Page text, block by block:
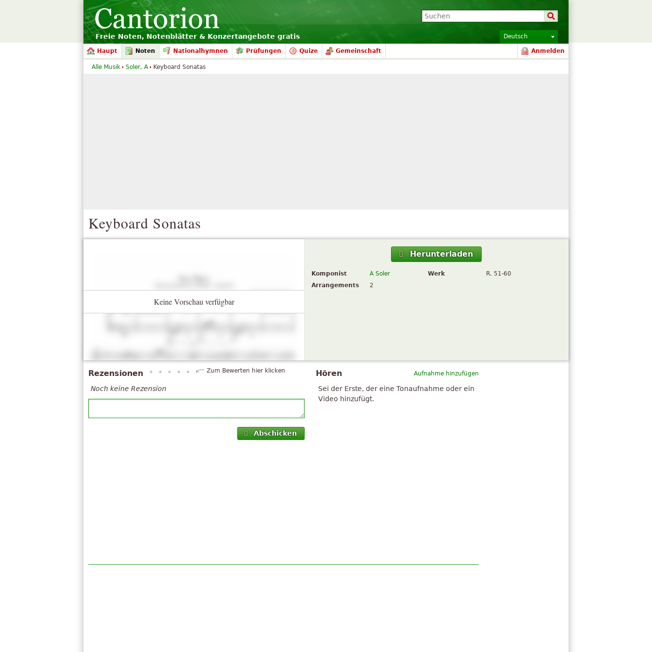
Freie Noten, Notenblätter & Konzertangebote gratis Deutsch
Haupt Noten Nationalhymnen Prüfungen Quize Gemeinschaft Anmelden
Keyboard Sonatas
Keine Vorschau verfügbar
Herunterladen
Komponist A Soler Werk
R. 51-60
Arrangements
2
Aufnahme hinzufügen
Hören
Sei der Erste, der eine Tonaufnahme oder ein
Video hinzufügt.
Rezensionen Zum Bewerten hier klicken
Noch keine Rezension
Abschicken
Alle Musik Soler, A Keyboard Sonatas